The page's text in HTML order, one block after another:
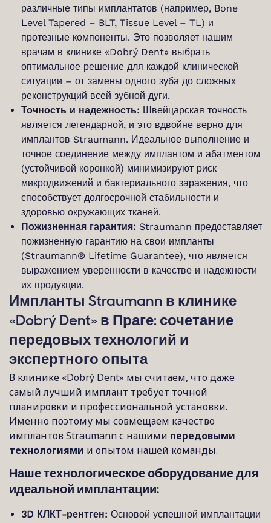
различные типы имплантатов (например, Bone
Level Tapered – BLT, Tissue Level – TL) и
протезные компоненты. Это позволяет нашим
врачам в клинике «Dobrý Dent» выбрать
оптимальное решение для каждой клинической
ситуации – от замены одного зуба до сложных
реконструкций всей зубной дуги.
Точность и надежность: Швейцарская точность
является легендарной, и это вдвойне верно для
имплантов Straumann. Идеальное выполнение и
точное соединение между имплантом и абатментом
(устойчивой коронкой) минимизируют риск
микродвижений и бактериального заражения, что
способствует долгосрочной стабильности и
здоровью окружающих тканей.
Пожизненная гарантия: Straumann предоставляет
пожизненную гарантию на свои импланты
(Straumann® Lifetime Guarantee), что является
выражением уверенности в качестве и надежности
их продукции.
Импланты Straumann в клинике
«Dobrý Dent» в Праге: сочетание
передовых технологий и
экспертного опыта
В клинике «Dobrý Dent» мы считаем, что даже
самый лучший имплант требует точной
планировки и профессиональной установки.
Именно поэтому мы совмещаем качество
имплантов Straumann с нашими передовыми
технологиями и опытом нашей команды.
Наше технологическое оборудование для
идеальной имплантации:
3D КЛКТ-рентген: Основой успешной имплантации